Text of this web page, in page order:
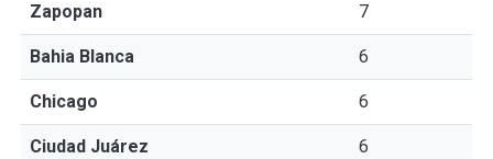
Zapopan 7
Bahia Blanca 6
Chicago 6
Ciudad Juárez 6